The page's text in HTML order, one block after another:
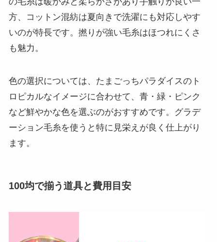
方、コットン混紡は夏向きで洗濯にも対応しやす
いのが特長です。撚りが強い毛糸はほつれにくさ
も魅力。
色の選択については、たまごっちパラダイスのト
ロピカルなイメージに合わせて、青・緑・ピンク
など鮮やかな色を選ぶのがおすすめです。グラデ
ーション毛糸を使うと特に見栄えが良く仕上がり
ます。
100均で揃う道具と費用目安